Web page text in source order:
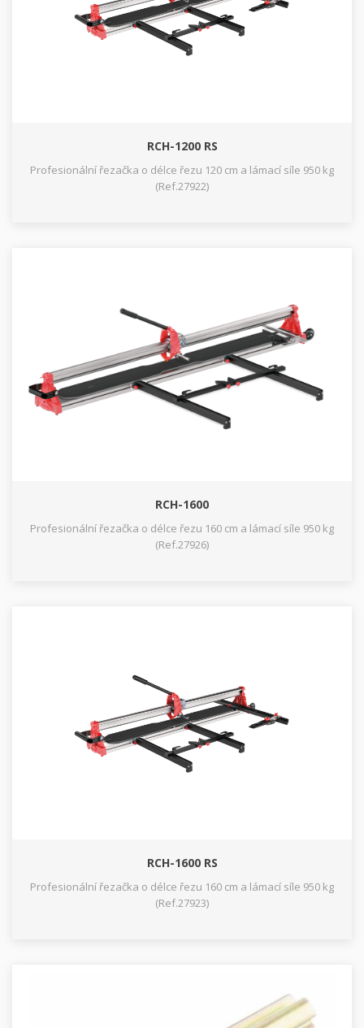
RCH-1200 RS
Profesionální řezačka o délce řezu 120 cm a lámací síle 950 kg
(Ref.27922)
RCH-1600
Profesionální řezačka o délce řezu 160 cm a lámací síle 950 kg
(Ref.27926)
RCH-1600 RS
Profesionální řezačka o délce řezu 160 cm a lámací síle 950 kg
(Ref.27923)